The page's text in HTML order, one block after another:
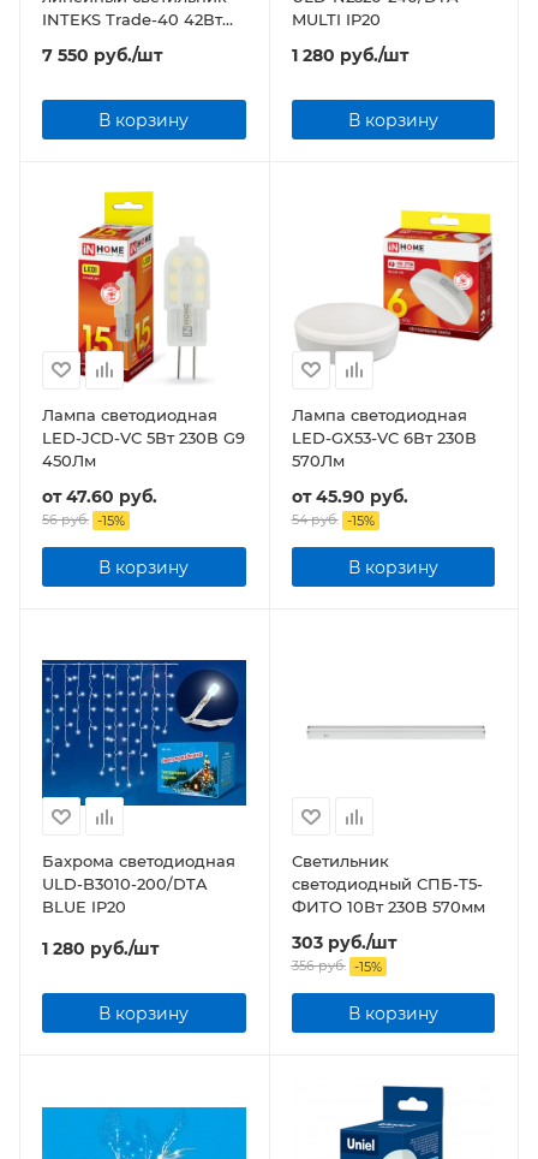
INTEKS Trade-40 42Вт
5000К SAMSUNG
7 550 руб./шт
В корзину
MULTI IP20
1 280 руб./шт
В корзину
Лампа светодиодная
LED-JCD-VC 5Вт 230В G9
450Лм
от47.60 руб.
56 руб. -15%
В корзину
Лампа светодиодная
LED-GX53-VC 6Вт 230В
570Лм
от45.90 руб.
54 руб. -15%
В корзину
Бахрома светодиодная
ULD-B3010-200/DTA
BLUE IP20
1 280 руб./шт
В корзину
Светильник
светодиодный СПБ-Т5-
ФИТО 10Вт 230B 570мм
303руб./шт
356руб. -15%
В корзину